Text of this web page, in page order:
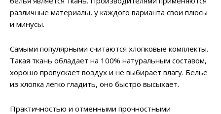
различные материалы, у каждого варианта свои плюсы
и минусы.
Самыми популярными считаются хлопковые комплекты.
Такая ткань обладает на 100% натуральным составом,
хорошо пропускает воздух и не выбирает влагу. Белье
из хлопка легко гладить, оно быстро высыхает.
Практичностью и отменными прочностными